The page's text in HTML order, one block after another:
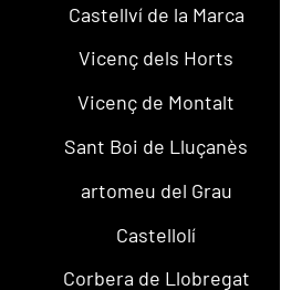
Castellví de la Marca
Vicenç dels Horts
Vicenç de Montalt
Sant Boi de Lluçanès
artomeu del Grau
Castellolí
Corbera de Llobregat